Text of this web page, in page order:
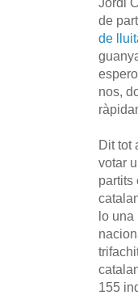
de
de
nos,
Dit tot
votar
partits
lo una
155